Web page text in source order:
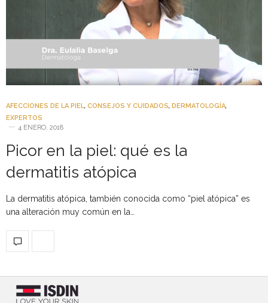
AFECCIONES DE LA PIEL, CONSEJOS Y CUIDADOS, DERMATOLOGÍA,
EXPERTOS
4 ENERO, 2018
Picor en la piel: qué es la
dermatitis atópica
La dermatitis atópica, también conocida como “piel atópica” es
una alteración muy común en la…